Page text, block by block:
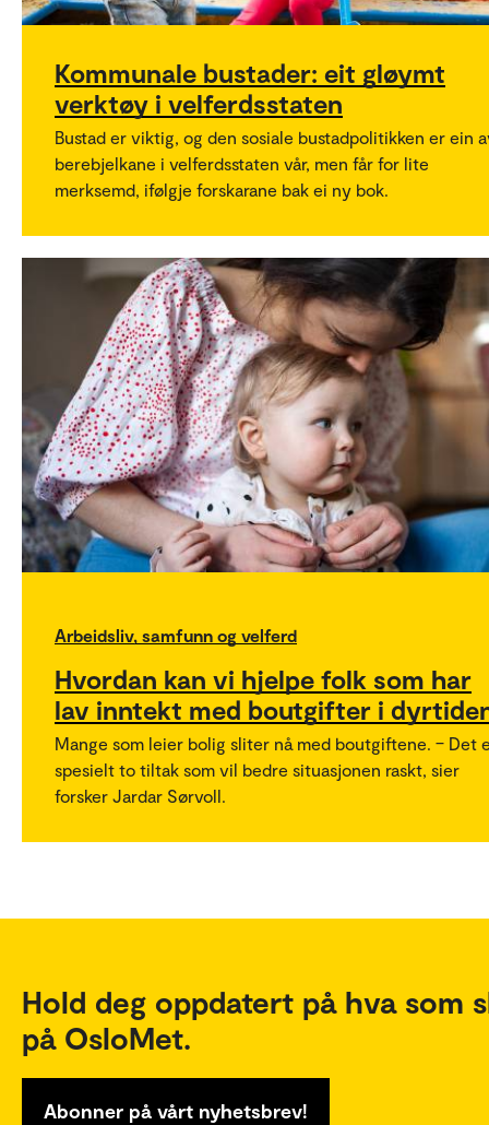
Kommunale bustader: eit gløymt
verktøy i velferdsstaten
Bustad er viktig, og den sosiale bustadpolitikken er ein
berebjelkane i velferdsstaten vår, men får for lite
merksemd, ifølgje forskarane bak ei ny bok.
Arbeidsliv, samfunn og velferd
Hvordan kan vi hjelpe folk som har
lav inntekt med boutgifter i
Mange som leier bolig sliter nå med boutgiftene. – Det
spesielt to tiltak som vil bedre situasjonen raskt, sier
forsker Jardar Sørvoll.
Hold deg oppdatert på hva som
på OsloMet.
Abonner på vårt nyhetsbrev!